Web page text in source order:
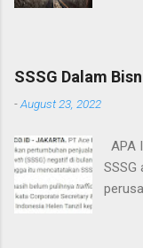
yang
yang
SSSG Dalam
-August 23, 2022
APA
SSSG